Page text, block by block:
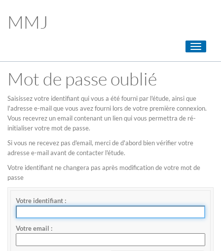
MMJ
Toggle
Mot de passe oublié
Saisissez votre identifiant qui vous a été fourni par l'étude, ainsi que
l'adresse e-mail que vous avez fourni lors de votre première connexion.
Vous recevrez un email contenant un lien qui vous permettra de ré-
initialiser votre mot de passe.
Si vous ne recevez pas d'email, merci de d'abord bien vérifier votre
adresse e-mail avant de contacter l'étude.
Votre identifiant ne changera pas après modification de votre mot de
passe
Votre identifiant
Votre email